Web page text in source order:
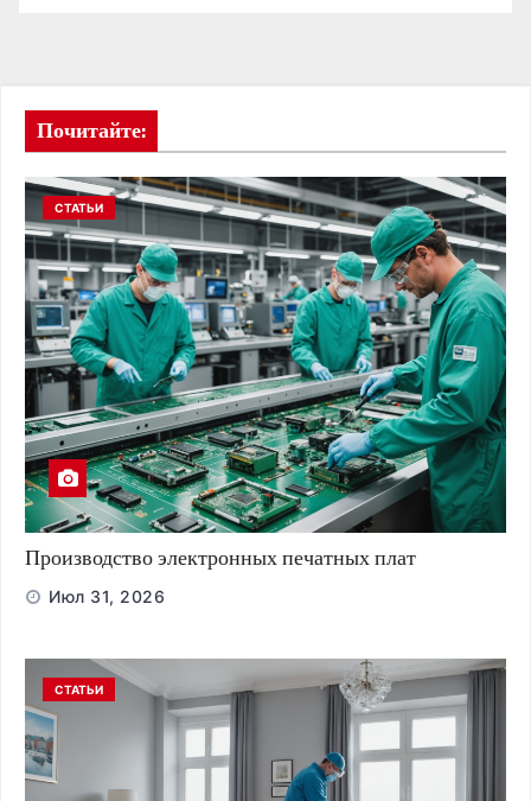
Почитайте:
СТАТЬИ
Производство электронных печатных плат
Июл 31, 2026
СТАТЬИ